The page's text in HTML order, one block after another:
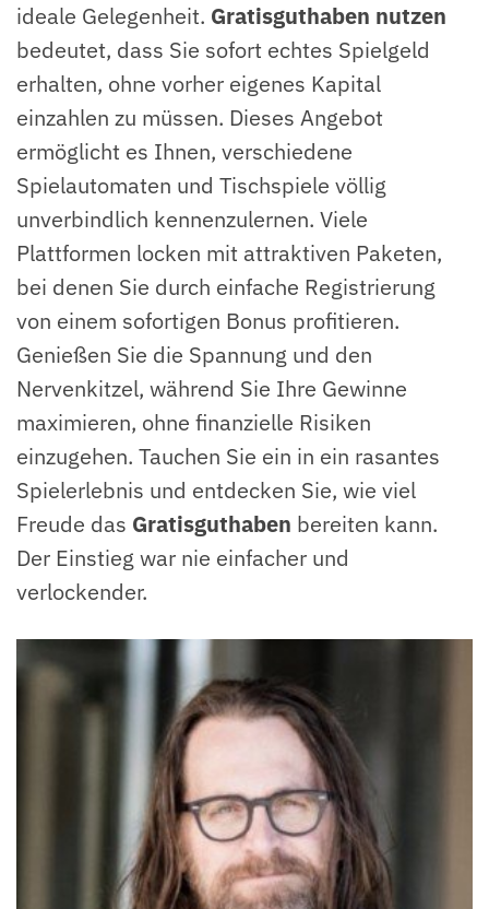
ideale Gelegenheit. Gratisguthaben nutzen
bedeutet, dass Sie sofort echtes Spielgeld
erhalten, ohne vorher eigenes Kapital
einzahlen zu müssen. Dieses Angebot
ermöglicht es Ihnen, verschiedene
Spielautomaten und Tischspiele völlig
unverbindlich kennenzulernen. Viele
Plattformen locken mit attraktiven Paketen,
bei denen Sie durch einfache Registrierung
von einem sofortigen Bonus profitieren.
Genießen Sie die Spannung und den
Nervenkitzel, während Sie Ihre Gewinne
maximieren, ohne finanzielle Risiken
einzugehen. Tauchen Sie ein in ein rasantes
Spielerlebnis und entdecken Sie, wie viel
Freude das Gratisguthaben bereiten kann.
Der Einstieg war nie einfacher und
verlockender.